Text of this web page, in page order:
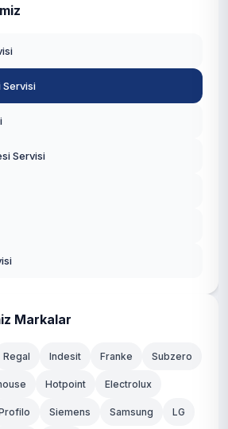
Servisi
Servisi
Markalar
Regal Indesit Franke Subzero
Hotpoint Electrolux
Siemens Samsung LG